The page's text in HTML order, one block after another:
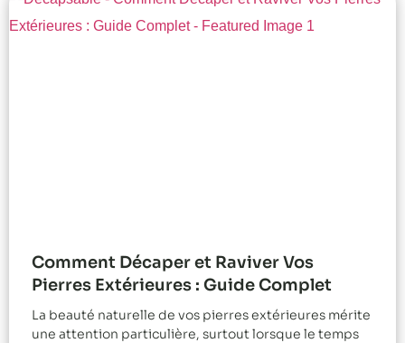
Comment Décaper et Raviver Vos
Pierres Extérieures : Guide Complet
La beauté naturelle de vos pierres extérieures mérite
une attention particulière, surtout lorsque le temps